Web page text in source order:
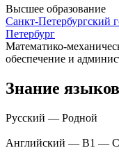
Высшее образование
Санкт-Петербургский
Петербург
Математико-
обеспечение и
Знание языков
Русский — Родной
Английский — B1 —